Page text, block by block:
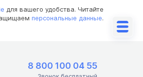
для вашего удобства. Читайте
персональные данные.
8 800 100 04 55